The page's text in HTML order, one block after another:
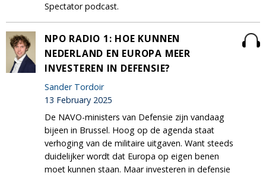
Spectator podcast.
NPO RADIO 1: HOE KUNNEN
NEDERLAND EN EUROPA MEER
INVESTEREN IN DEFENSIE?
Sander Tordoir
13 February 2025
De NAVO-ministers van Defensie zijn vandaag
bijeen in Brussel. Hoog op de agenda staat
verhoging van de militaire uitgaven. Want steeds
duidelijker wordt dat Europa op eigen benen
moet kunnen staan. Maar investeren in defensie